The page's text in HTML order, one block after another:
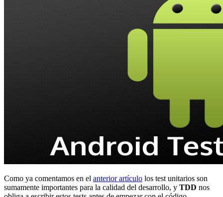
Como ya comentamos en el anterior artículo los test unitarios son
sumamente importantes para la calidad del desarrollo, y TDD nos